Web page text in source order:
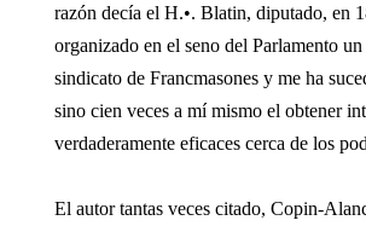
razón decía el H.•. Blatin, diputado, en
organizado en el seno del Parlamento
sindicato de Francmasones y me ha
sino cien veces a mí mismo el obtener
verdaderamente eficaces cerca de los
El autor tantas veces citado, Copin-